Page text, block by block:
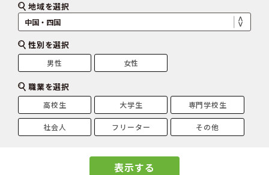
地域を選択
性別を選択
男性 女性
職業を選択
高校生 大学生 専門学校生
社会人 フリーター その他
表示する